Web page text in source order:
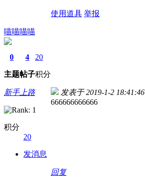
使用道具 举报
喵喵喵喵
0
主题
4
帖子
20
积分
新手上路
积分
20
发消息
发表于 2019-1-2 18:41:46
666666666666
回复